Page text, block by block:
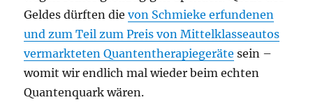
Geldes dürften dievon Schmieke erfundenen
und zum Teil zum Preis von Mittelklasseautos
vermarkteten Quantentherapiegeräte sein –
womit wir endlich mal wieder beim echten
Quantenquark wären.